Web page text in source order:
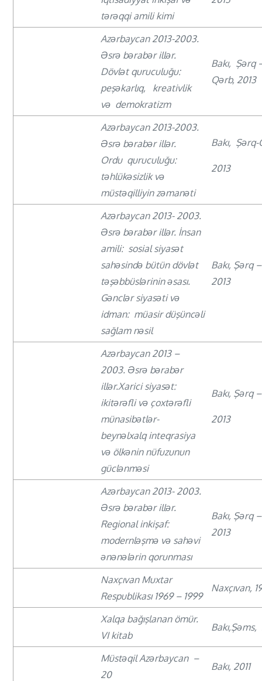
tərəqqi amili kimi
Azərbaycan 2013-2003.
Əsrə bərabər illər.
Dövlət quruculuğu:
peşəkarlıq, kreativlik
və demokratizm
Bakı, Şərq
Qərb, 2013
Azərbaycan 2013-2003.
Əsrə bərabər illər.
Ordu quruculuğu:
təhlükəsizlik və
müstəqilliyin zəmanəti
Bakı, Şərq-
2013
Azərbaycan 2013- 2003.
Əsrə bərabər illər. İnsan
amili: sosial siyasət
sahəsində bütün dövlət
təşəbbüslərinin əsası.
Gənclər siyasəti və
idman: müasir düşüncəli
sağlam nəsil
Bakı, Şərq
2013
Azərbaycan 2013 –
2003. Əsrə bərabər
illər.Xarici siyasət:
ikitərəfli və çoxtərəfli
münasibətlər-
beynəlxalq inteqrasiya
və ölkənin nüfuzunun
güclənməsi
Bakı, Şərq
2013
Azərbaycan 2013- 2003.
Əsrə bərabər illər.
Regional inkişaf:
modernləşmə və sahəvi
ənənələrin qorunması
Bakı, Şərq
2013
Naxçıvan Muxtar
Respublikası 1969 – 1999
Naxçıvan,
Xalqa bağışlanan ömür.
VI kitab
Müstəqil Azərbaycan –
20
Bakı, 2011